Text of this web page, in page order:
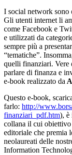
I social network sono
Gli utenti internet li
come Facebook e
e utilizzati da
sempre più a
“tematiche”.
quelli finanziari. Vere
parlare di finanza e
e-book realizzato da
Questo e-book,
farlo: http://
finanziari_pdf.htm), è
collana il cui
editoriale che premia
neolaureati delle
Information